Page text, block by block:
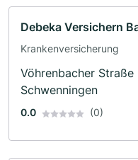
Debeka Versichern
Krankenversicherung
Vöhrenbacher
Schwenningen
0.0 (0)